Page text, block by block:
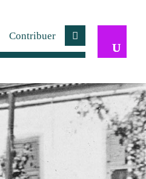
Contribuer Compte